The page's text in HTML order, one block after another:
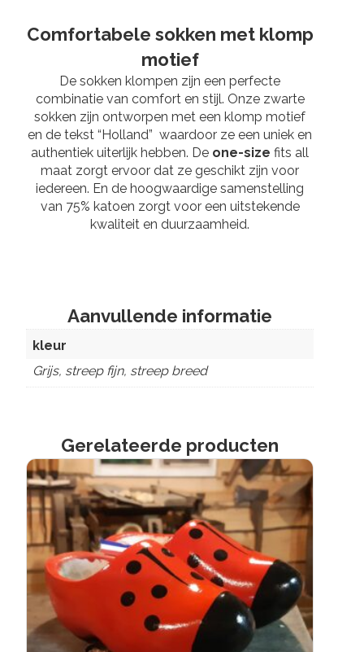
Comfortabele sokken met klomp
motief
De sokken klompen zijn een perfecte
combinatie van comfort en stijl. Onze zwarte
sokken zijn ontworpen met een klomp motief
en de tekst “Holland” waardoor ze een uniek en
authentiek uiterlijk hebben. De one-size fits all
maat zorgt ervoor dat ze geschikt zijn voor
iedereen. En de hoogwaardige samenstelling
van 75% katoen zorgt voor een uitstekende
kwaliteit en duurzaamheid.
Aanvullende informatie
kleur
Grijs, streep fijn, streep breed
Gerelateerde producten